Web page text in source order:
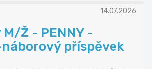
14.07.2026
Ž - PENNY -
příspěvek